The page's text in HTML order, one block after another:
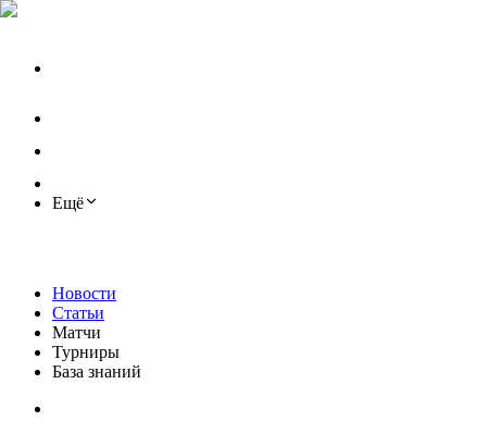
Ещё
Новости
Статьи
Матчи
Турниры
База знаний